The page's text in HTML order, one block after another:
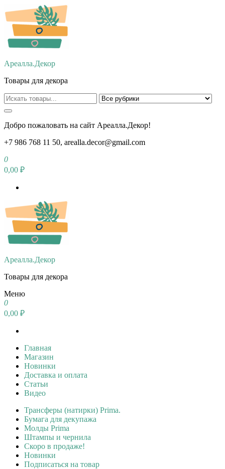
Перейти
к
содержимому
Ареалла.Декор
Товары для декора
Добро пожаловать на сайт Ареалла.Декор!
+7 986 768 11 50, arealla.decor@gmail.com
0
0,00 ₽
Ареалла.Декор
Товары для декора
Меню
0
0,00 ₽
Главная
Магазин
Новинки
Доставка и оплата
Статьи
Видео
Трансферы (натирки) Prima.
Бумага для декупажа
Молды Prima
Штампы и чернила
Скоро в продаже!
Новинки
Подписаться на товар